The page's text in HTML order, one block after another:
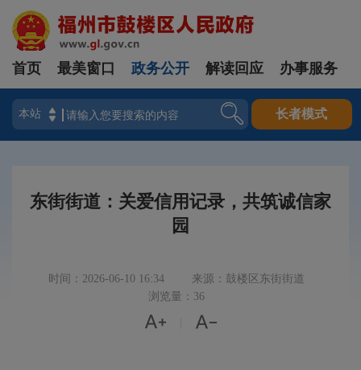
登录
首页 最美窗口 政务公开 解读回应 办事服务
长者模式
东街街道：关爱信用记录，共筑诚信家
园
时间：2026-06-10 16:34
来源：鼓楼区东街街道
浏览量：36
 